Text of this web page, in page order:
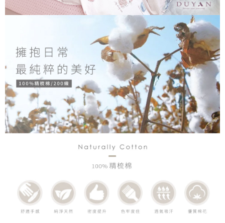
【注意事項】
１．透過由恩沛科技股份有限公司提供之「AFTEE先享後付」服務完成之交
易，需依本服務之必要範圍內提供個人資料，並將交易相關給付款項請求債
權轉讓予恩沛科技股份有限公司。
２．關於個人資料處理事宜，請瀏覽以下網址：
https://aftee.tw/terms/#terms3
３．未成年的使用者請事先徵得法定代理人或監護人之同意方可使用
「AFTEE先享後付」，若未經同意申辦者引起之損失，本公司不負相關責
任。
４．使用「AFTEE先享後付」時，將依據個別帳號之用戶狀況，依本公司即
時審查核予不同之上限額度；若仍有額度不足之情形，本公司將視審查結果
請求用戶進行身份認證。
５．嚴禁一人註冊多個帳號或使用他人資訊註冊。若發現惡意使用之情形，
恩沛科技股份有限公司將有權停止該用戶之使用額度並採取法律行動。
付款後7-11取貨
每筆NT$60，滿NT$999(含以上)免運費
每筆NT$80，滿NT$999(含以上)免運費